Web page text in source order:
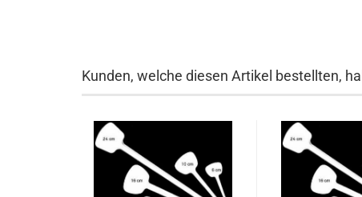
Kunden, welche diesen Artikel bestellten,